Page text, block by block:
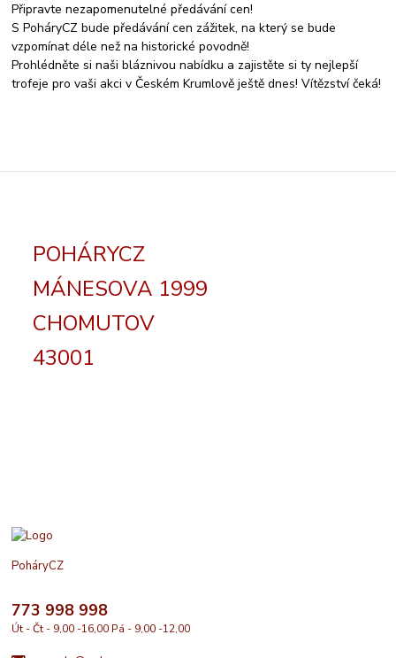
Připravte nezapomenutelné předávání cen!
S PoháryCZ bude předávání cen zážitek, na který se bude
vzpomínat déle než na historické povodně!
Prohlédněte si naši bláznivou nabídku a zajistěte si ty nejlepší
trofeje pro vaši akci v Českém Krumlově ještě dnes! Vítězství čeká!
POHÁRYCZ
MÁNESOVA 1999
CHOMUTOV
43001
PoháryCZ
773 998 998
Út - Čt - 9,00 -16,00 Pá - 9,00 -12,00